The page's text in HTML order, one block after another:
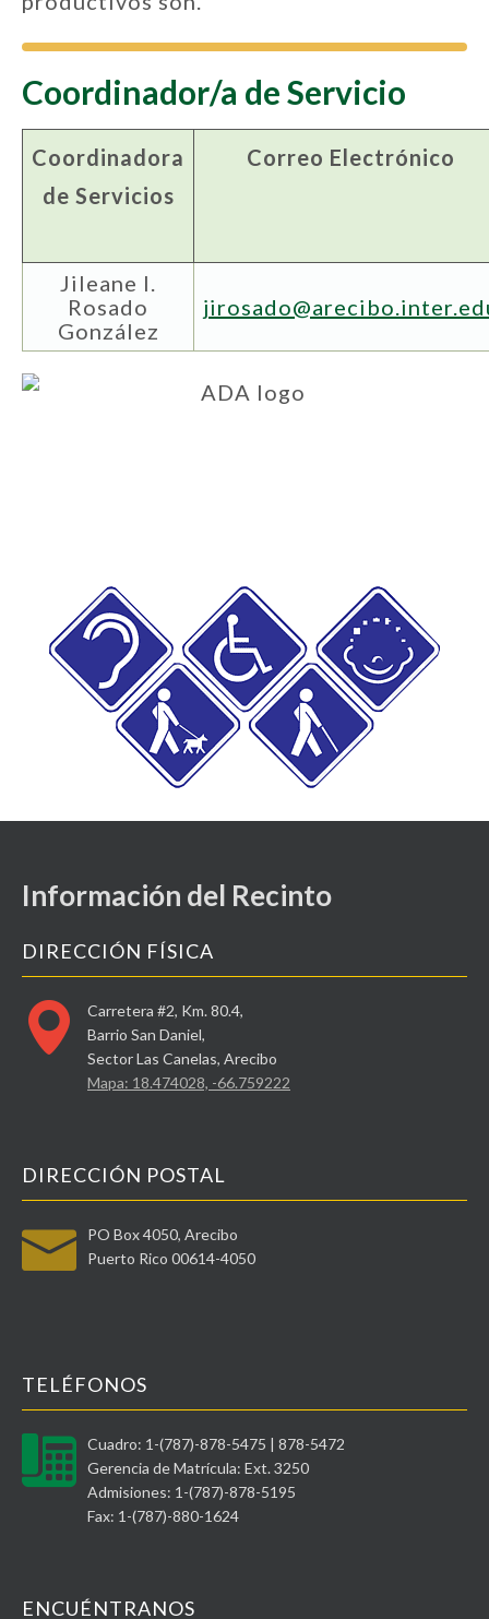
Coordinador/a de Servicio
Coordinadora
de Servicios
Correo Electrónico
Jileane I.
Rosado
González
Información del Recinto
DIRECCIÓN FÍSICA
Carretera #2, Km. 80.4,
Barrio San Daniel,
Sector Las Canelas, Arecibo
Mapa: 18.474028, -66.759222
DIRECCIÓN POSTAL
PO Box 4050, Arecibo
Puerto Rico 00614-4050
TELÉFONOS
Cuadro: 1-(787)-878-5475 | 878-5472
Gerencia de Matrícula: Ext. 3250
Admisiones: 1-(787)-878-5195
Fax: 1-(787)-880-1624
ENCUÉNTRANOS